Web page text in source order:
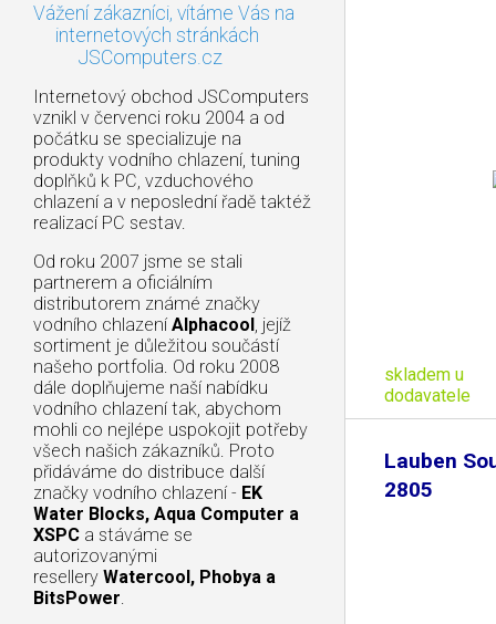
Vážení zákazníci, vítáme Vás na
internetových stránkách
JSComputers.cz
Internetový obchod JSComputers
vznikl v červenci roku 2004 a od
počátku se specializuje na
produkty vodního chlazení, tuning
doplňků k PC, vzduchového
chlazení a v neposlední řadě taktéž
realizací PC sestav.
Od roku 2007 jsme se stali
partnerem a oficiálním
distributorem známé značky
vodního chlazení Alphacool, jejíž
sortiment je důležitou součástí
našeho portfolia. Od roku 2008
dále doplňujeme naší nabídku
vodního chlazení tak, abychom
mohli co nejlépe uspokojit potřeby
všech našich zákazníků. Proto
přidáváme do distribuce další
značky vodního chlazení - EK
Water Blocks, Aqua Computer a
XSPC a stáváme se
autorizovanými
resellery Watercool, Phobya a
BitsPower.
skladem u
dodavatele
Lauben
2805